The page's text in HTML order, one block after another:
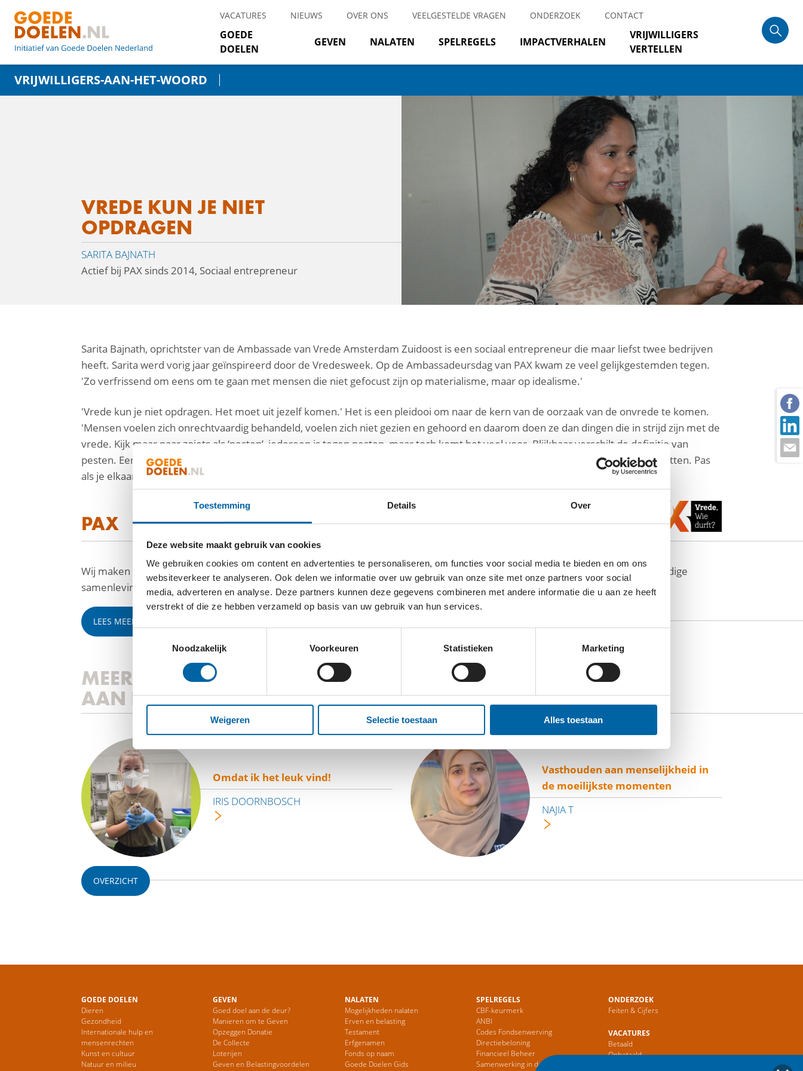
Toestemming Details Over
Deze website maakt gebruik van cookies
We gebruiken cookies om content en advertenties te personaliseren, om functies voor social media te bieden en om ons
websiteverkeer te analyseren. Ook delen we informatie over uw gebruik van onze site met onze partners voor social
media, adverteren en analyse. Deze partners kunnen deze gegevens combineren met andere informatie die u aan ze heeft
verstrekt of die ze hebben verzameld op basis van uw gebruik van hun services.
Toestemmingsselectie
Noodzakelijk
Voorkeuren Statistieken Marketing
Weigeren Selectie toestaan Alles toestaan
VACATURES NIEUWS OVER ONS VEELGESTELDE VRAGEN ONDERZOEK CONTACT
GOEDE
DOELEN
GEVEN NALATEN SPELREGELS IMPACTVERHALEN
VRIJWILLIGERS
VERTELLEN
VRIJWILLIGERS-AAN-HET-WOORD
VREDE KUN JE NIET
OPDRAGEN
SARITA BAJNATH
Actief bij PAX sinds 2014, Sociaal entrepreneur
Sarita Bajnath, oprichtster van de Ambassade van Vrede Amster­dam Zuidoost is een sociaal entrepreneur die maar liefst twee bedrijven
heeft. Sarita werd vorig jaar geïnspireerd door de Vredesweek. Op de Ambassa­deursdag van PAX kwam ze veel gelijkgestemden tegen.
'Zo ver­frissend om eens om te gaan met mensen die niet gefocust zijn op materialisme, maar op idealisme.'
'Vrede kun je niet opdragen. Het moet uit jezelf komen.' Het is een pleidooi om naar de kern van de oorzaak van de onvrede te komen.
'Mensen voelen zich onrechtvaardig behandeld, voe­len zich niet gezien en gehoord en daarom doen ze dan dingen die in strijd zijn met de
vrede. Kijk maar naar zoiets als ‘pesten’, iedereen is tegen pesten, maar toch komt het veel voor. Blijkbaar verschilt de definitie van
pesten. Een ander zegt zo gemakkelijk: ‘Ja, maar dat was een grapje.’ Maar dan vult die ander in wat jij als een grapje moet opvatten. Pas
als je elkaar serieus neemt en écht naar elkaar luistert, kom je tot een begin van echte vrede.'
PAX
Wij maken werk van vrede door het beschermen van burgers, beëindigen van gewapend conflict en het bouwen aan rechtvaardige
samenlevingen.
LEES MEER
MEER VRIJWILLIGERS
AAN HET WOORD
Omdat ik het leuk vind!
IRIS DOORNBOSCH
Vasthouden aan menselijkheid in
de moeilijkste momenten
NAJIA T
OVERZICHT
GOEDE DOELEN
Dieren
Gezondheid
Internationale hulp en
mensenrechten
Kunst en cultuur
Natuur en milieu
GEVEN
Goed doel aan de deur?
Manieren om te Geven
Opzeggen Donatie
De Collecte
Loterijen
Geven en Belastingvoordelen
NALATEN
Mogelijkheden nalaten
Erven en belasting
Testament
Erfgenamen
Fonds op naam
Goede Doelen Gids
SPELREGELS
CBF-keurmerk
ANBI
Codes Fondsenwerving
Directiebeloning
Financieel Beheer
Samenwerking in de Sector
ONDERZOEK
Feiten & Cijfers
VACATURES
Betaald
Onbetaald
linkedin
mail